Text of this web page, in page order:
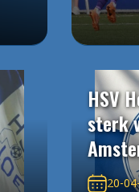
HSV
sterk
20-